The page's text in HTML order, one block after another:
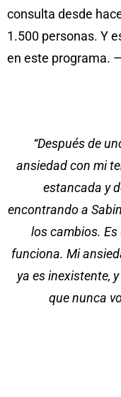
consulta desde
1.500 personas. Y
en este programa.
“Después de
ansiedad con mi
estancada y
encontrando a
los cambios.
funciona. Mi
ya es inexistente,
que nunca